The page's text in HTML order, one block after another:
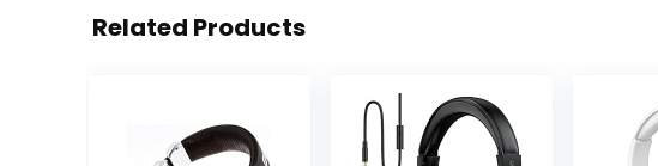
Related Products